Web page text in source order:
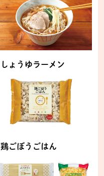
しょうゆラーメン
鶏ごぼうごはん